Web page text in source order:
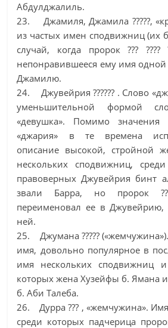
Абдулджалиль.
23. Джамиля, Джамила ?????,
из частых имен сподвижниц (их
случай, когда пророк ??? ????
непонравившееся ему имя
Джамилю.
24. Джувейрия ?????? . Слово
уменьшительной формой
«девушка». Помимо значения
«джария» в те времена
описание высокой, стройной
нескольких сподвижниц,
правоверных Джувейрия бинт
звали Барра, но пророк
переименовал ее в Джувейрию,
ней.
25. Джумана ?????
имя, довольно популярное в
имя нескольких сподвижниц
которых жена Хузейфы б. Ямана
б. Аби Талеба.
26. Дурра ??? , «жемчужина».
среди которых падчерица